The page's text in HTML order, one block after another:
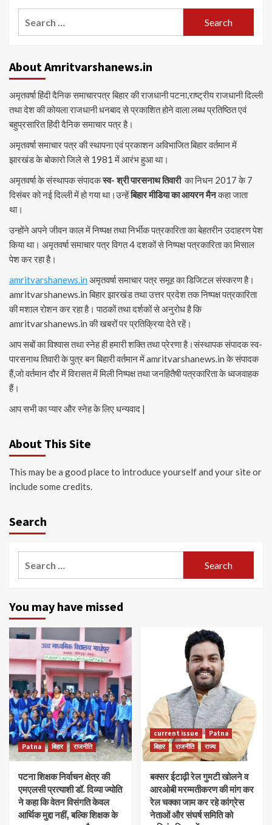
About Amritvarshanews.in
अमृतवर्षा हिंदी दैनिक समाचारपत्र बिहार की राजधानी पटना,राष्ट्रीय राजधानी दिल्ली
तथा देश की कोयला राजधानी धनबाद से प्रकाशित होने वाला लब्ध प्रतिष्ठित एवं
बहुप्रसारित हिंदी दैनिक समाचार पत्र है।
अमृतवर्षा समाचार पत्र की स्थापना एवं प्रकाशन अविभाजित बिहार वर्तमान में
झारखंड के बोकारो जिले से 1981 में आरंभ हुआ था।
अमृतवर्षा के संस्थापक संपादकस्व- श्री पारसनाथ तिवारीका निधन 2017 के 7
दिसंबर को नई दिल्ली में हो गया था।उन्हेंबिहार मीडिया का आयरन मैनकहा जाता
था।
उन्होंने अपने जीवन काल में निष्पक्ष तथा निर्भीक पत्रकारिता का बेहतरीन उदाहरण पेश
किया था। अमृतवर्षा समाचार पत्र विगत 4 दशकों से निष्पक्ष पत्रकारिता का मिसाल
पेश कर रहा है।
amritvarshanews.in अमृतवर्षा समाचार पत्र समूह का डिजिटल संस्करण है।
amritvarshanews.in बिहार झारखंड तथा उत्तर प्रदेश तक निष्पक्ष पत्रकारिता
की मशाल रोशन कर रहा है। पाठकों तथा दर्शकों से अनुरोध है कि
amritvarshanews.in की खबरों पर प्रतिक्रिया देते रहें।
आप सबों का विश्वास तथा स्नेह ही हमारी शक्ति तथा प्रेरणा है।संस्थापक संपादक स्व-
पारसनाथ तिवारी के पुत्र बन बिहारी वर्तमान में amritvarshanews.in के संपादक
हैं,जो वर्तमान दौर में विरासत में मिली निष्पक्ष तथा जनहितैषी पत्रकारिता के ध्वजवाहक
हैं।
आप सभी का प्यार और स्नेह के लिए धन्यवाद |
About This Site
This may be a good place to introduce yourself and your site or
include some credits.
Search
You may have missed
Patna बिहार राजनीति
पटना शिक्षक निर्वाचन क्षेत्र की
एमएलसी प्रत्याशी डॉ. दिव्या ज्योति
ने कहा कि वेतन विसंगति केवल
आर्थिक मुद्दा नहीं, बल्कि शिक्षक के
current issue
Patna
बिहार
राजनीति राज्य
बक्सर ईटाढ़ी रेल गुमटी खोलने व
आरओबी मरम्मतीकरण की मांग कर
रेल चक्का जाम कर रहे कांग्रेस
नेताओं और संघर्ष समिति को